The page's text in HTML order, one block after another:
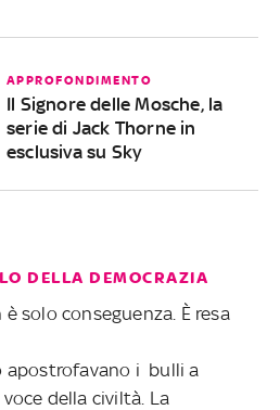
APPROFONDIMENTO
Il Signore delle Mosche, la
serie di Jack Thorne in
esclusiva su Sky
DELLA DEMOCRAZIA
solo conseguenza. È resa
apostrofavano i bulli a
della civiltà. La